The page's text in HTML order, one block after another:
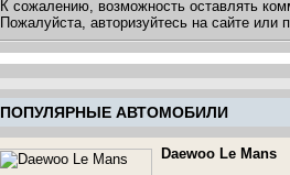
К сожалению, возможность оставлять
Пожалуйста, авторизуйтесь на сайте
ПОПУЛЯРНЫЕ АВТОМОБИЛИ
Daewoo Le Mans